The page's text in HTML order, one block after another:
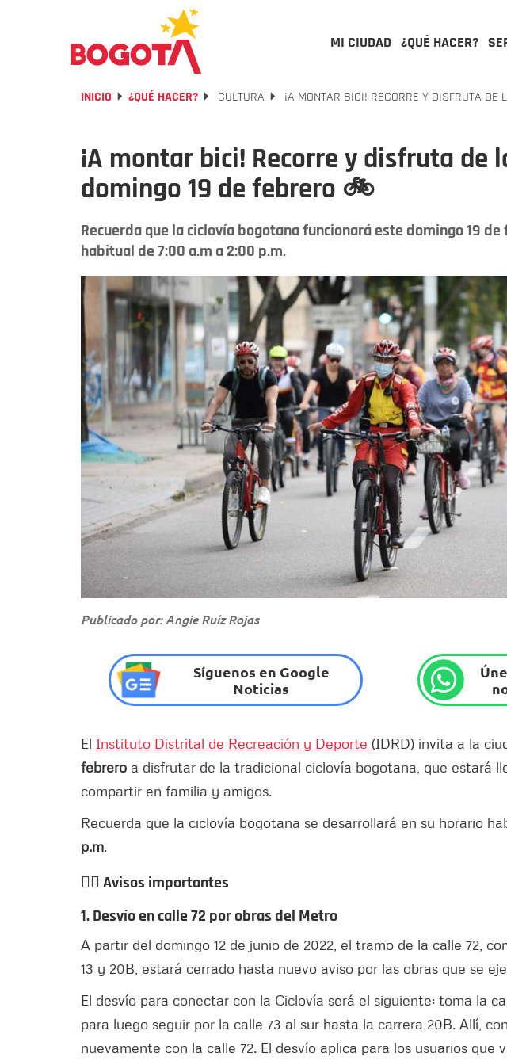
MI CIUDAD ¿QUÉ HACER?
INICIO ¿QUÉ HACER? CULTURA ¡A MONTAR BICI! RECORRE Y DISFRUTA
¡A montar bici! Recorre y disfruta de
domingo 19 de febrero 🚲
Recuerda que la ciclovía bogotana funcionará este domingo 19
habitual de 7:00 a.m a 2:00 p.m.
Publicado por: Angie Ruíz Rojas
Síguenos en Google
Noticias
El Instituto Distrital de Recreación y Deporte (IDRD) invita a la
febrero a disfrutar de la tradicional ciclovía bogotana, que estará
compartir en familia y amigos.
Recuerda que la ciclovía bogotana se desarrollará en su horario
p.m.
👉🏻 Avisos importantes
1. Desvío en calle 72 por obras del Metro
A partir del domingo 12 de junio de 2022, el tramo de la calle 72,
13 y 20B, estará cerrado hasta nuevo aviso por las obras que se
El desvío para conectar con la Ciclovía será el siguiente: toma la
para luego seguir por la calle 73 al sur hasta la carrera 20B. Allí,
nuevamente con la calle 72. El desvío aplica para los usuarios que